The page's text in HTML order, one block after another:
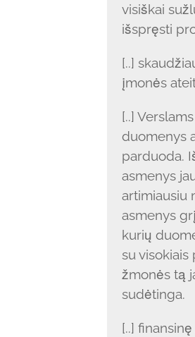
visiškai
išspręsti
[..]
įmonės
[..]
duomenys
parduoda.
asmenys
artimiausiu
asmenys
kurių
su visokiais
žmonės tą
sudėtinga.
[..]